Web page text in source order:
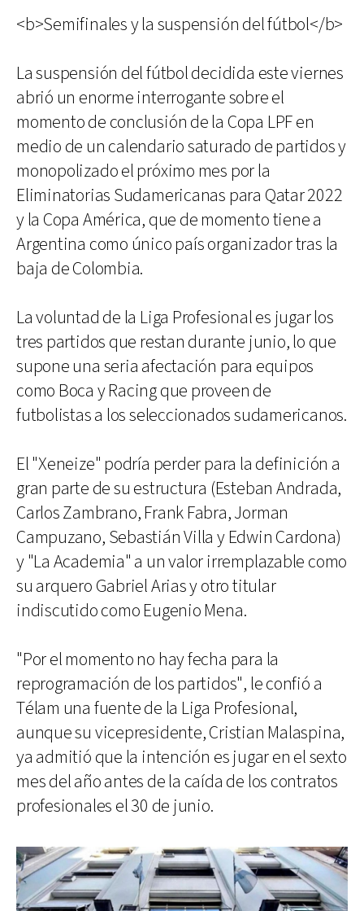
<b>Semifinales y la suspensión del fútbol</b>
La suspensión del fútbol decidida este viernes
abrió un enorme interrogante sobre el
momento de conclusión de la Copa LPF en
medio de un calendario saturado de partidos y
monopolizado el próximo mes por la
Eliminatorias Sudamericanas para Qatar 2022
y la Copa América, que de momento tiene a
Argentina como único país organizador tras la
baja de Colombia.
La voluntad de la Liga Profesional es jugar los
tres partidos que restan durante junio, lo que
supone una seria afectación para equipos
como Boca y Racing que proveen de
futbolistas a los seleccionados sudamericanos.
El "Xeneize" podría perder para la definición a
gran parte de su estructura (Esteban Andrada,
Carlos Zambrano, Frank Fabra, Jorman
Campuzano, Sebastián Villa y Edwin Cardona)
y "La Academia" a un valor irremplazable como
su arquero Gabriel Arias y otro titular
indiscutido como Eugenio Mena.
"Por el momento no hay fecha para la
reprogramación de los partidos", le confió a
Télam una fuente de la Liga Profesional,
aunque su vicepresidente, Cristian Malaspina,
ya admitió que la intención es jugar en el sexto
mes del año antes de la caída de los contratos
profesionales el 30 de junio.